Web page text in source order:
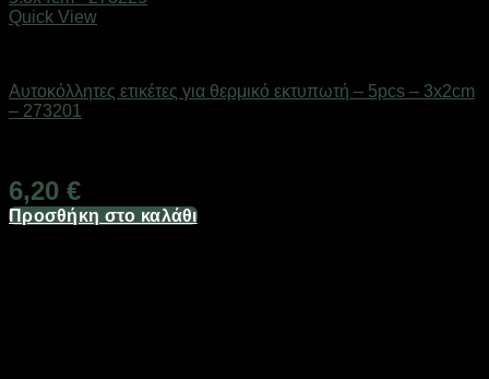
Quick View
Αυτοκόλλητες ετικέτες για θερμικό εκτυπωτή – 5pcs – 3x2cm
– 273201
6,20 €
Προσθήκη στο καλάθι